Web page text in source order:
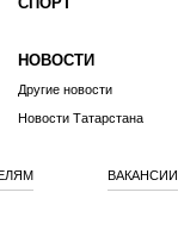
НОВОСТИ
Другие новости
Новости Татарстана
ВАКАНСИИ